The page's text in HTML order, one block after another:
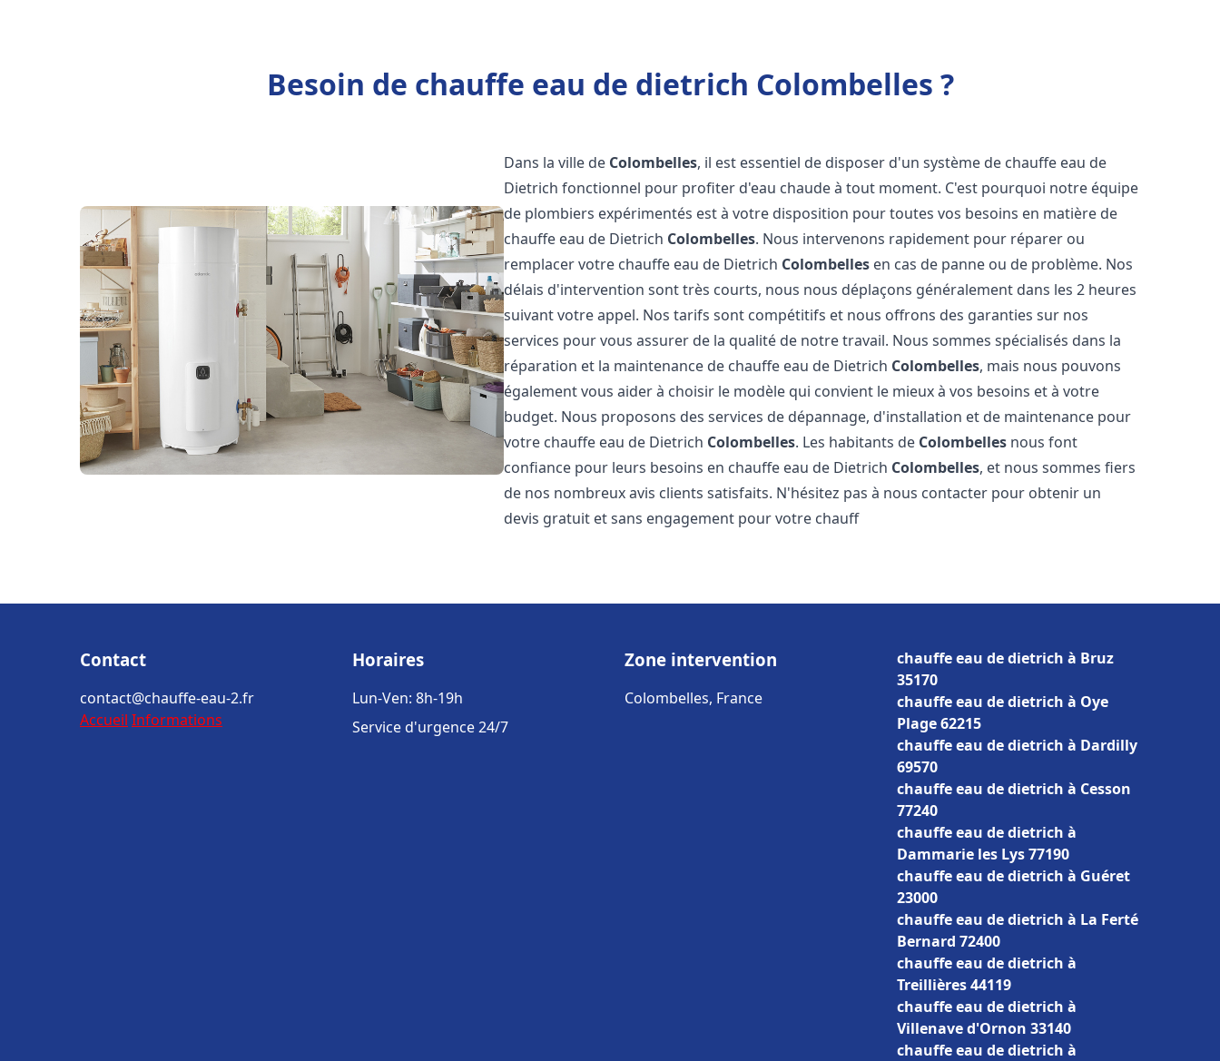
Besoin de chauffe eau de dietrich Colombelles ?
Dans la ville de Colombelles, il est essentiel de disposer d'un système de chauffe eau de
Dietrich fonctionnel pour profiter d'eau chaude à tout moment. C'est pourquoi notre équipe
de plombiers expérimentés est à votre disposition pour toutes vos besoins en matière de
chauffe eau de Dietrich Colombelles. Nous intervenons rapidement pour réparer ou
remplacer votre chauffe eau de Dietrich Colombelles en cas de panne ou de problème. Nos
délais d'intervention sont très courts, nous nous déplaçons généralement dans les 2 heures
suivant votre appel. Nos tarifs sont compétitifs et nous offrons des garanties sur nos
services pour vous assurer de la qualité de notre travail. Nous sommes spécialisés dans la
réparation et la maintenance de chauffe eau de Dietrich Colombelles, mais nous pouvons
également vous aider à choisir le modèle qui convient le mieux à vos besoins et à votre
budget. Nous proposons des services de dépannage, d'installation et de maintenance pour
votre chauffe eau de Dietrich Colombelles. Les habitants de Colombelles nous font
confiance pour leurs besoins en chauffe eau de Dietrich Colombelles, et nous sommes fiers
de nos nombreux avis clients satisfaits. N'hésitez pas à nous contacter pour obtenir un
devis gratuit et sans engagement pour votre chauff
Contact
contact@chauffe-eau-2.fr
Accueil Informations
Horaires
Lun-Ven: 8h-19h
Service d'urgence 24/7
Zone intervention
Colombelles, France
chauffe eau de dietrich à Bruz
35170
chauffe eau de dietrich à Oye
Plage 62215
chauffe eau de dietrich à Dardilly
69570
chauffe eau de dietrich à Cesson
77240
chauffe eau de dietrich à
Dammarie les Lys 77190
chauffe eau de dietrich à Guéret
23000
chauffe eau de dietrich à La Ferté
Bernard 72400
chauffe eau de dietrich à
Treillières 44119
chauffe eau de dietrich à
Villenave d'Ornon 33140
chauffe eau de dietrich à